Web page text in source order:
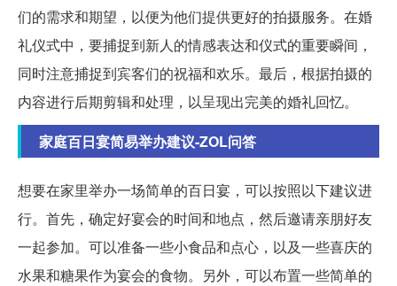
们的需求和期望，以便为他们提供更好的拍摄服务。在婚
礼仪式中，要捕捉到新人的情感表达和仪式的重要瞬间，
同时注意捕捉到宾客们的祝福和欢乐。最后，根据拍摄的
内容进行后期剪辑和处理，以呈现出完美的婚礼回忆。
家庭百日宴简易举办建议-ZOL问答
想要在家里举办一场简单的百日宴，可以按照以下建议进
行。首先，确定好宴会的时间和地点，然后邀请亲朋好友
一起参加。可以准备一些小食品和点心，以及一些喜庆的
水果和糖果作为宴会的食物。另外，可以布置一些简单的